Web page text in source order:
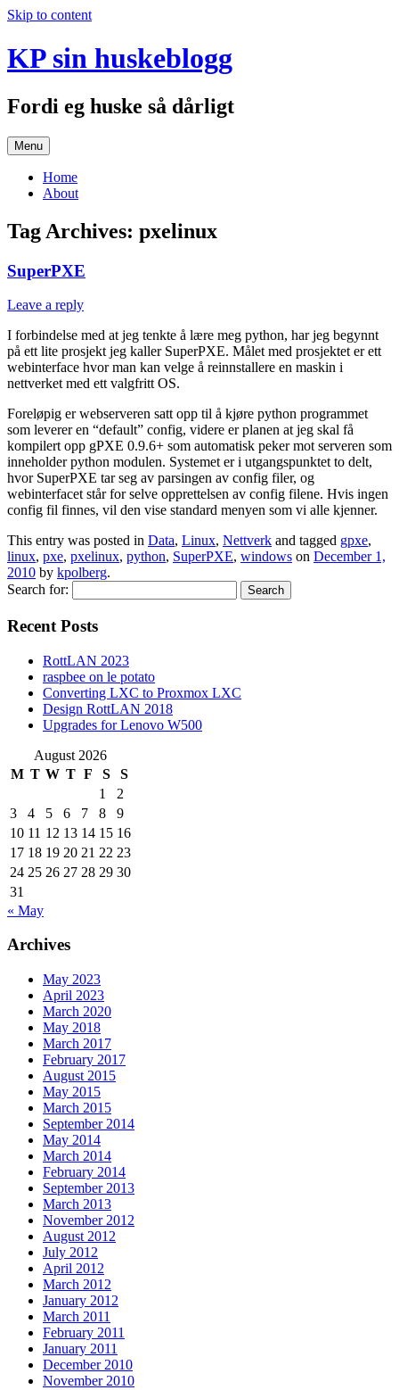
Skip to content
KP sin huskeblogg
Fordi eg huske så dårligt
Menu
Home
About
Tag Archives: pxelinux
SuperPXE
Leave a reply
I forbindelse med at jeg tenkte å lære meg python, har jeg begynnt
på ett lite prosjekt jeg kaller SuperPXE. Målet med prosjektet er ett
webinterface hvor man kan velge å reinnstallere en maskin i
nettverket med ett valgfritt OS.
Foreløpig er webserveren satt opp til å kjøre python programmet
som leverer en “default” config, videre er planen at jeg skal få
kompilert opp gPXE 0.9.6+ som automatisk peker mot serveren som
inneholder python modulen. Systemet er i utgangspunktet to delt,
hvor SuperPXE tar seg av parsingen av config filer, og
webinterfacet står for selve opprettelsen av config filene. Hvis ingen
config fil finnes, vil den vise standard menyen som vi alle kjenner.
This entry was posted in Data, Linux, Nettverk and tagged gpxe,
linux, pxe, pxelinux, python, SuperPXE, windows on December 1,
2010 by kpolberg.
Search for:
Recent Posts
RottLAN 2023
raspbee on le potato
Converting LXC to Proxmox LXC
Design RottLAN 2018
Upgrades for Lenovo W500
August 2026
M T W T F S
S
1
2
3
4 5 6 7 8
9
10 11 12 13 14 15 16
17 18 19 20 21 22 23
24 25 26 27 28 29 30
31
« May
Archives
May 2023
April 2023
March 2020
May 2018
March 2017
February 2017
August 2015
May 2015
March 2015
September 2014
May 2014
March 2014
February 2014
September 2013
March 2013
November 2012
August 2012
July 2012
April 2012
March 2012
January 2012
March 2011
February 2011
January 2011
December 2010
November 2010